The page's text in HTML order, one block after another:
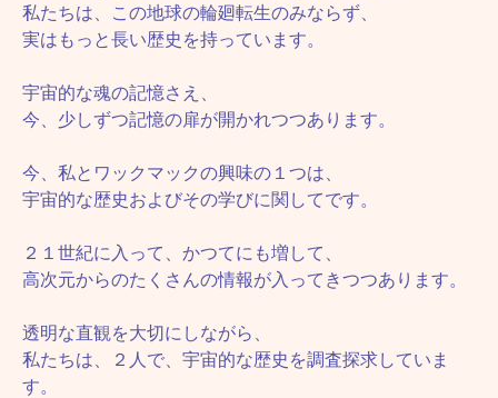
私たちは、この地球の輪廻転生のみならず、
実はもっと長い歴史を持っています。
宇宙的な魂の記憶さえ、
今、少しずつ記憶の扉が開かれつつあります。
今、私とワックマックの興味の１つは、
宇宙的な歴史およびその学びに関してです。
２１世紀に入って、かつてにも増して、
高次元からのたくさんの情報が入ってきつつあります。
透明な直観を大切にしながら、
私たちは、２人で、宇宙的な歴史を調査探求していま
す。